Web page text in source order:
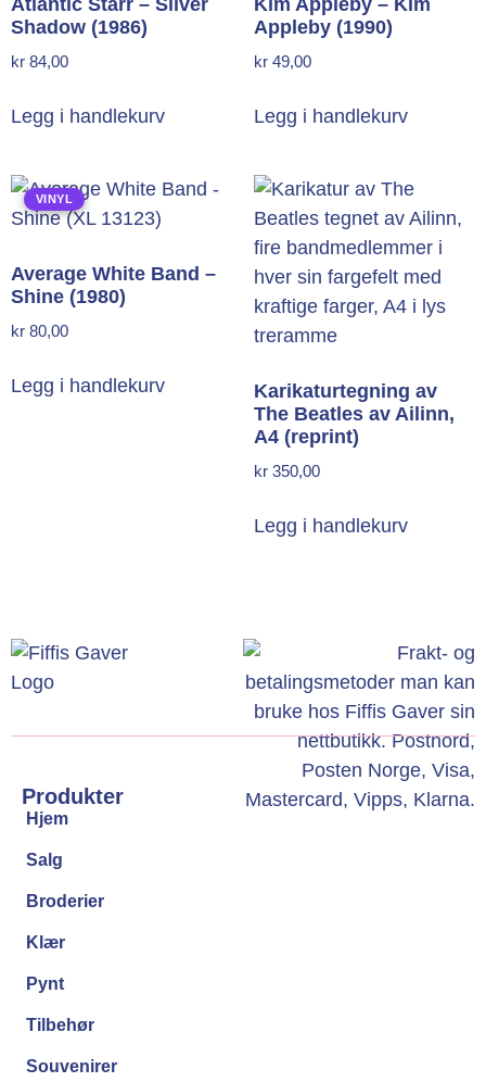
Atlantic Starr – Silver
Shadow (1986)
kr 84,00
Legg i handlekurv
Kim Appleby – Kim
Appleby (1990)
kr 49,00
Legg i handlekurv
VINYL
Average White Band –
Shine (1980)
kr 80,00
Legg i handlekurv
Karikaturtegning av
The Beatles av Ailinn,
A4 (reprint)
kr 350,00
Legg i handlekurv
Produkter
Hjem
Salg
Broderier
Klær
Pynt
Tilbehør
Souvenirer